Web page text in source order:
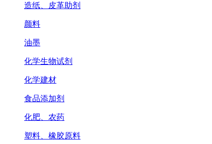
造纸、皮革助剂
颜料
油墨
化学生物试剂
化学建材
食品添加剂
化肥、农药
塑料、橡胶原料